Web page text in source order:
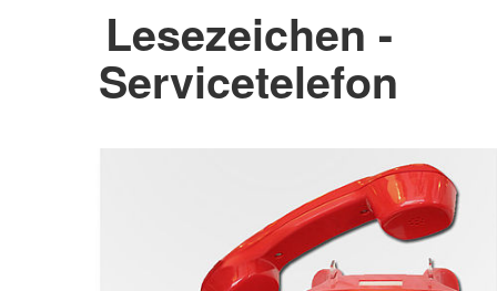
Lesezeichen -
Servicetelefon